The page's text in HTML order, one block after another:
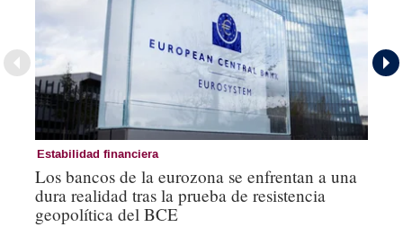
Estabilidad financiera
Los bancos de la eurozona se enfrentan a una
dura realidad tras la prueba de resistencia
geopolítica del BCE